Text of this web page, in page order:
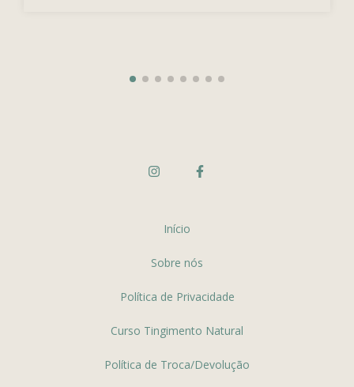
Início
Sobre nós
Política de Privacidade
Curso Tingimento Natural
Política de Troca/Devolução